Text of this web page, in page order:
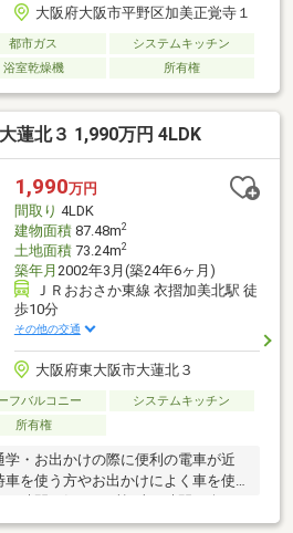
大阪府大阪市平野区加美正覚寺１
都市ガス
システムキッチン
浴室乾燥機 所有権
蓮北３ 1,990万円 4LDK
1,990万円
間取り 4LDK
建物面積87.48m2
土地面積73.24m2
築年月 2002年3月(築24年6ヶ月)
ＪＲおおさか東線 衣摺加美北駅 徒
歩10分
その他の交通
大阪府東大阪市大蓮北３
フバルコニー
システムキッチン
所有権
・お出かけの際に便利の電車が近
を使う方やお出かけによく車を使
時間を気にせず趣味の時間を楽し
活用することもできます■小学校